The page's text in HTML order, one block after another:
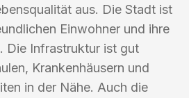
aus. Die Stadt ist
Einwohner und ihre
Die Infrastruktur ist gut
Krankenhäusern und
in der Nähe. Auch die